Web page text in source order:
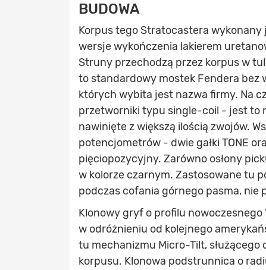
BUDOWA
Korpus tego Stratocastera
wersje wykończenia lakierem
Struny przechodzą przez korpus w
to standardowy mostek Fendera bez
których wybita jest nazwa firmy. Na
przetworniki typu single-coil - jest to
nawinięte z większą ilością zwojów.
potencjometrów - dwie gałki TONE
pięciopozycyjny. Zarówno osłony
w kolorze czarnym. Zastosowane tu
podczas cofania górnego pasma, nie
Klonowy gryf o profilu
w odróżnieniu od kolejnego
tu mechanizmu Micro-Tilt,
korpusu. Klonowa podstrunnica o